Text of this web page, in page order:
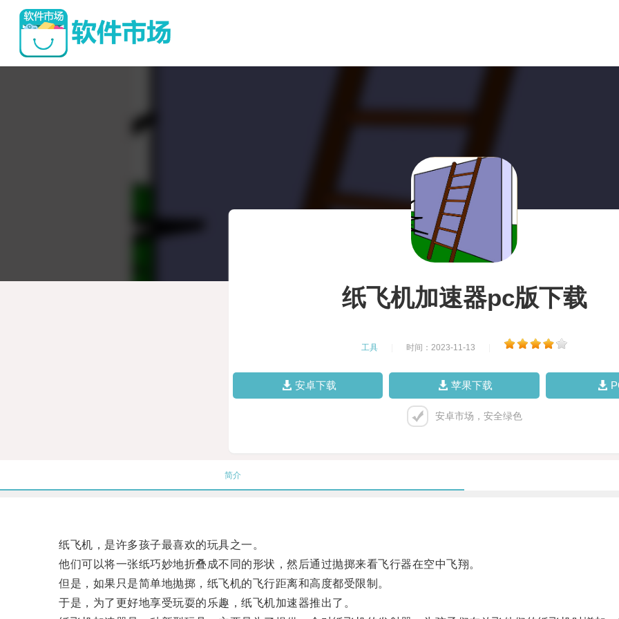
纸飞机加速器pc版下载
工具 时间：2023-11-13
安卓下载 苹果下载
安卓市场，安全绿色
简介
纸飞机，是许多孩子最喜欢的玩具之一。
他们可以将一张纸巧妙地折叠成不同的形状，然后通过抛掷来看飞行器在空中飞翔。
但是，如果只是简单地抛掷，纸飞机的飞行距离和高度都受限制。
于是，为了更好地享受玩耍的乐趣，纸飞机加速器推出了。